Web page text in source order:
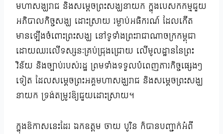
មហាសង្ឃរាជ និងសម្តេចព្រះសង្ឃនាយក ក្នុងបេសកកម្មជួយ
អភិបាលកិច្ចសង្ឃ ដោះស្រាយ រម្ងាប់អធិករណ៍ ដែលកើត
មានឡើងចំពោះព្រះសង្ឃ នៅទូទាំងព្រះរាជាណាចក្រកម្ពុជា
ដោយឈរលើទស្សនៈគ្រប់ជ្រុងជ្រោយ លើមូលដ្ឋាននៃព្រះ
វិន័យ និងច្បាប់របស់រដ្ឋ ព្រមទាំងទទួលបំពេញភារកិច្ចផ្សេងៗ
ទៀត ដែលសម្តេចព្រះអគ្គមហាសង្ឃរាជ និងសម្តេចព្រះសង្ឃ
នាយក ទ្រង់តម្រូវឱ្យជួយដោះស្រាយ។
ក្នុងឱកាសនេះដែរ ឯកឧត្តម ចាយ បូរិន ក៏បានបញ្ជាក់អំពី